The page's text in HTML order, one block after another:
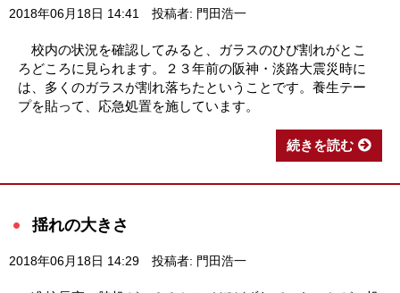
2018年06月18日 14:41 投稿者: 門田浩一
校内の状況を確認してみると、ガラスのひび割れがとこ
ろどころに見られます。２３年前の阪神・淡路大震災時に
は、多くのガラスが割れ落ちたということです。養生テー
プを貼って、応急処置を施しています。
続きを読む
揺れの大きさ
2018年06月18日 14:29 投稿者: 門田浩一